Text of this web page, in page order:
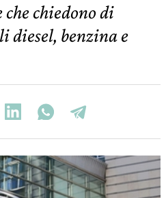
chiedono di
diesel, benzina e